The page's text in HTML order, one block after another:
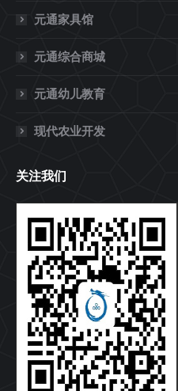
元通家具馆
元通综合商城
元通幼儿教育
现代农业开发
关注我们